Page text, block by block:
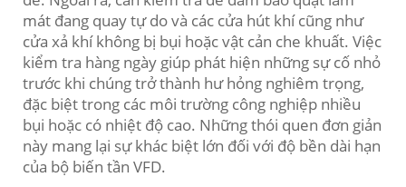
mát đang quay tự do và các cửa hút khí cũng như
cửa xả khí không bị bụi hoặc vật cản che khuất. Việc
kiểm tra hàng ngày giúp phát hiện những sự cố nhỏ
trước khi chúng trở thành hư hỏng nghiêm trọng,
đặc biệt trong các môi trường công nghiệp nhiều
bụi hoặc có nhiệt độ cao. Những thói quen đơn giản
này mang lại sự khác biệt lớn đối với độ bền dài hạn
của bộ biến tần VFD.